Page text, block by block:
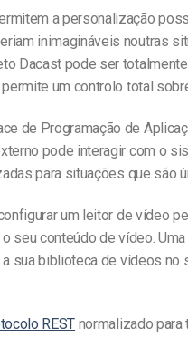
a personalização
inimagináveis noutras
Dacast pode ser
um controlo total
de Programação de
pode interagir com o
para situações que são
um leitor de vídeo
seu conteúdo de vídeo.
sua biblioteca de vídeos no
REST normalizado para